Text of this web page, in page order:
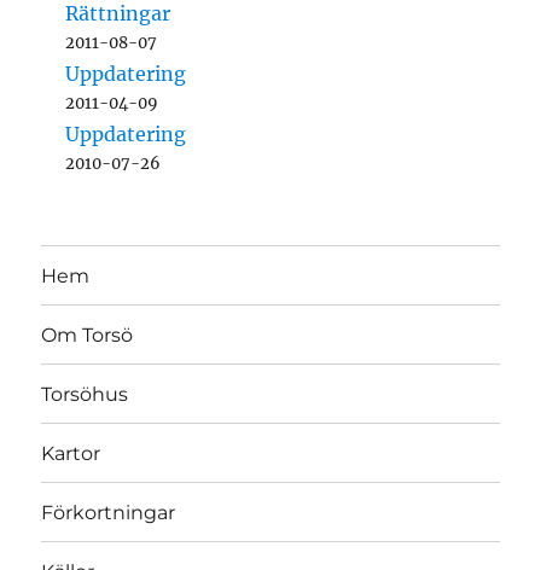
Rättningar
2011-08-07
Uppdatering
2011-04-09
Uppdatering
2010-07-26
Hem
Om Torsö
Torsöhus
Kartor
Förkortningar